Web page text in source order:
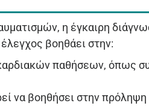
η έγκαιρη
βοηθάει στην:
παθήσεων, όπως
να βοηθήσει στην